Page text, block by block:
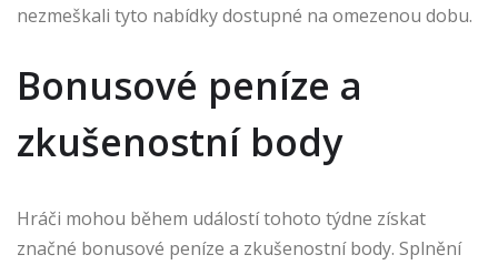
nezmeškali tyto nabídky dostupné na omezenou dobu.
Bonusové peníze a
zkušenostní body
Hráči mohou během událostí tohoto týdne získat
značné bonusové peníze a zkušenostní body. Splnění